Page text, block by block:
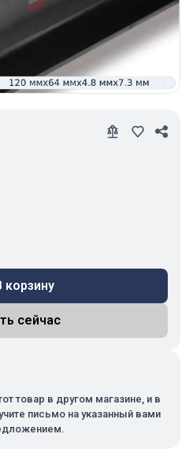
корзину
сейчас
товар в другом магазине, и в
письмо на указанный вами